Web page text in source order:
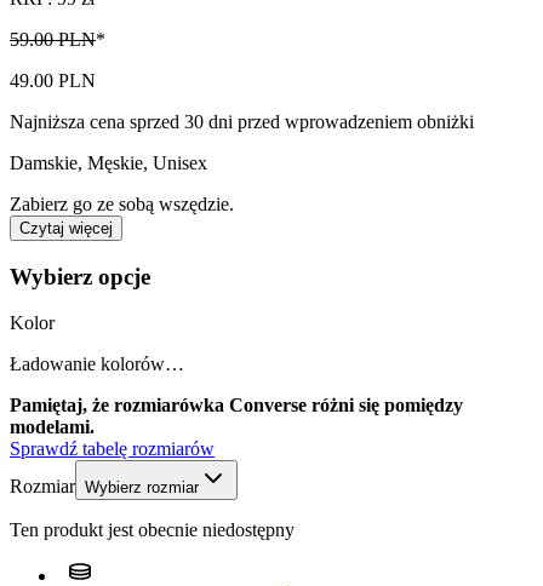
59.00 PLN*
49.00 PLN
Najniższa cena sprzed 30 dni przed wprowadzeniem obniżki
Damskie, Męskie, Unisex
Zabierz go ze sobą wszędzie.
Czytaj więcej
Wybierz opcje
Kolor
Ładowanie kolorów…
Pamiętaj, że rozmiarówka Converse różni się pomiędzy
modelami.
Sprawdź tabelę rozmiarów
Rozmiar Wybierz rozmiar
Ten produkt jest obecnie niedostępny